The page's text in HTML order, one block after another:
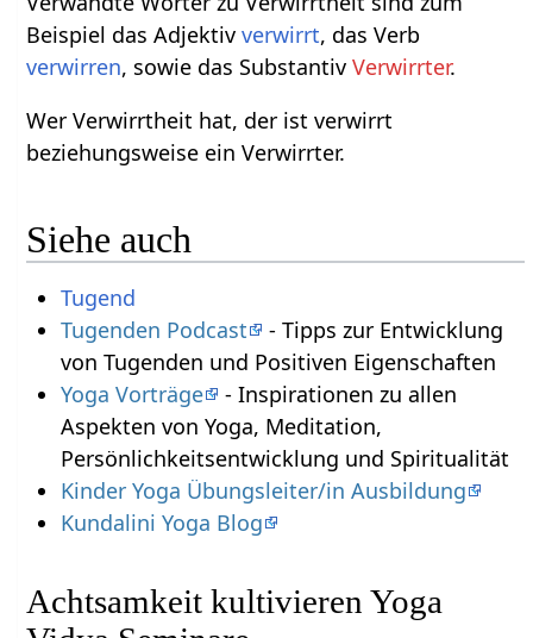
Beispiel das Adjektivverwirrt, das Verb
verwirren, sowie das SubstantivVerwirrter.
Wer Verwirrtheit hat, der ist verwirrt
beziehungsweise ein Verwirrter.
Siehe auch
Tugend
Tugenden Podcast
- Tipps zur Entwicklung
von Tugenden und Positiven Eigenschaften
Yoga Vorträge
- Inspirationen zu allen
Aspekten von Yoga, Meditation,
Persönlichkeitsentwicklung und Spiritualität
Kinder Yoga Übungsleiter/in Ausbildung
Kundalini Yoga Blog
Achtsamkeit kultivieren Yoga